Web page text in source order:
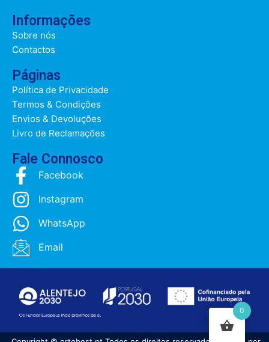
Informações
Sobre nós
Contactos
Páginas
Política de Privacidade
Termos & Condições
Envios & Devoluções
Livro de Reclamações
Fale Connosco
Facebook
Instagram
WhatsApp
Email
0